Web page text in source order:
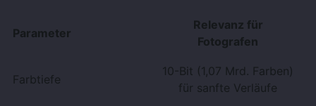
Parameter
Relevanz für
Fotografen
Farbtiefe
10-Bit (1,07 Mrd. Farben)
für sanfte Verläufe